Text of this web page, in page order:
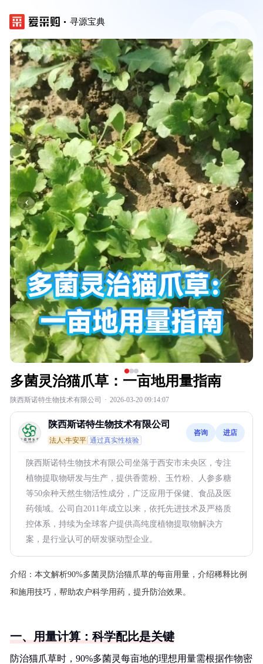
寻源宝典
‹ ›
多菌灵治猫爪草：一亩地用量指南
陕西斯诺特生物技术有限公司 · 2026-03-20 09:14:07
陕西斯诺特生物技术有限公司
法人:牛安平 通过真实性核验
咨询 进店
陕西斯诺特生物技术有限公司坐落于西安市未央区，专注
植物提取物研发与生产，提供香薷粉、玉竹粉、人参多糖
等50余种天然生物活性成分，广泛应用于保健、食品及医
药领域。公司自2011年成立以来，依托先进技术及严格质
控体系，持续为全球客户提供高纯度植物提取物解决方
案，是行业认可的研发驱动型企业。
介绍： 本文解析90%多菌灵防治猫爪草的每亩用量，介绍稀释比例
和施用技巧，帮助农户科学用药，提升防治效果。
一、用量计算：科学配比是关键
防治猫爪草时，90%多菌灵每亩地的理想用量需根据作物密